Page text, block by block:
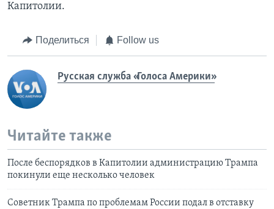
Капитолии.
Поделиться Follow us
Русская служба «Голоса Америки»
Читайте также
После беспорядков в Капитолии администрацию Трампа
покинули еще несколько человек
Советник Трампа по проблемам России подал в отставку